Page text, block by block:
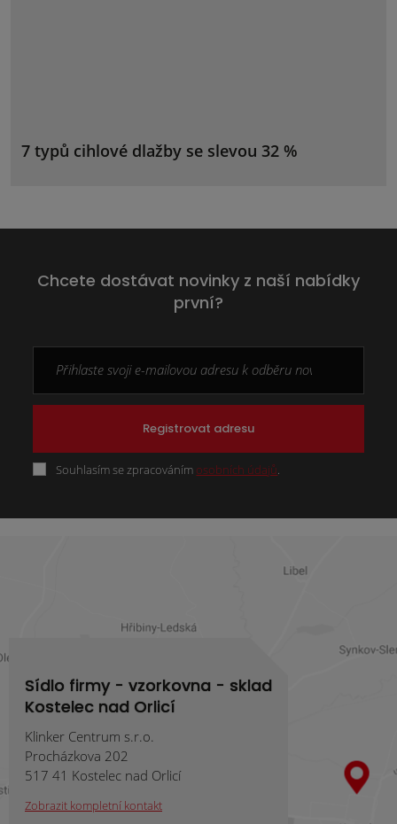
7 typů cihlové dlažby se slevou 32 %
Chcete dostávat novinky z naší nabídky
první?
Registrovat adresu
Souhlasím se zpracováním osobních údajů.
Sídlo firmy - vzorkovna - sklad
Kostelec nad Orlicí
Klinker Centrum s.r.o.
Procházkova 202
517 41 Kostelec nad Orlicí
Zobrazit kompletní kontakt